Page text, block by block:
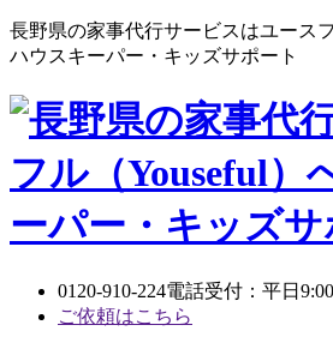
長野県の家事代行サービスはユースフ
ハウスキーパー・キッズサポート
0120-910-224電話受付：平日
ご依頼はこちら